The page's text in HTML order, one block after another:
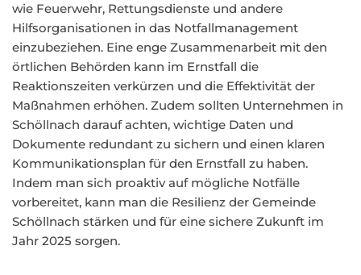
wie Feuerwehr, Rettungsdienste und andere
Hilfsorganisationen in das Notfallmanagement
einzubeziehen. Eine enge Zusammenarbeit mit den
örtlichen Behörden kann im Ernstfall die
Reaktionszeiten verkürzen und die Effektivität der
Maßnahmen erhöhen. Zudem sollten Unternehmen in
Schöllnach darauf achten, wichtige Daten und
Dokumente redundant zu sichern und einen klaren
Kommunikationsplan für den Ernstfall zu haben.
Indem man sich proaktiv auf mögliche Notfälle
vorbereitet, kann man die Resilienz der Gemeinde
Schöllnach stärken und für eine sichere Zukunft im
Jahr 2025 sorgen.